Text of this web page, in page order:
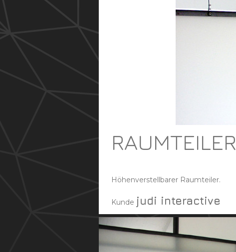
RAUMTEILER
Höhenverstellbarer Raumteiler.
Kunde judi interactive